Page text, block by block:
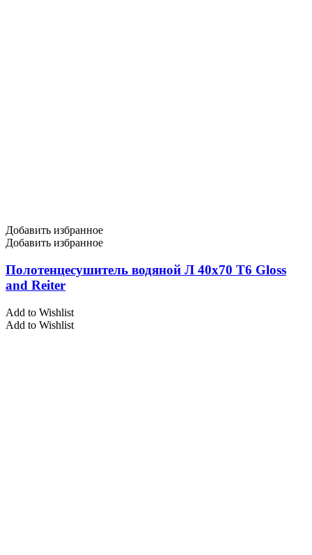
Добавить избранное
Добавить избранное
Полотенцесушитель водяной Л 40х70 Т6 Gloss
and Reiter
Add to Wishlist
Add to Wishlist